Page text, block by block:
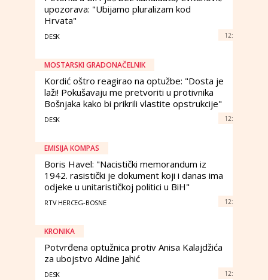
upozorava: "Ubijamo pluralizam kod
Hrvata"
DESK 12:
MOSTARSKI GRADONAČELNIK
Kordić oštro reagirao na optužbe: "Dosta je
laži! Pokušavaju me pretvoriti u protivnika
Bošnjaka kako bi prikrili vlastite opstrukcije"
DESK 12:
EMISIJA KOMPAS
Boris Havel: "Nacistički memorandum iz
1942. rasistički je dokument koji i danas ima
odjeke u unitarističkoj politici u BiH"
RTV HERCEG-BOSNE 12:
KRONIKA
Potvrđena optužnica protiv Anisa Kalajdžića
za ubojstvo Aldine Jahić
DESK 12: